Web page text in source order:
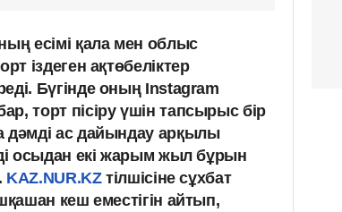
есімі қала мен облыс
іздеген ақтөбеліктер
Бүгінде оның Instagram
торт пісіру үшін тапсырыс бір
ас дайындау арқылы
осыдан екі жарым жыл бұрын
KAZ.NUR.KZтілшісіне сұхбат
кеш еместігін айтып,